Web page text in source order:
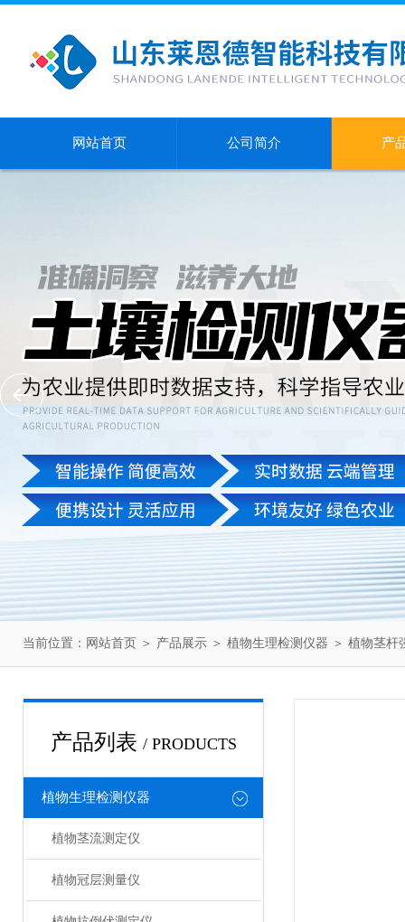
网站首页 公司简介 产
当前位置： 网站首页 ＞ 产品展示 ＞ 植物生理检测仪器 ＞ 植物茎杆
产品列表 / PRODUCTS
植物生理检测仪器
植物茎流测定仪
植物冠层测量仪